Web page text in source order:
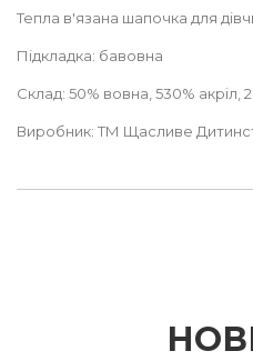
Тепла в'язана шапочка для
Підкладка: бавовна
Склад: 50% вовна, 530% акріл,
Виробник: ТМ Щасливе